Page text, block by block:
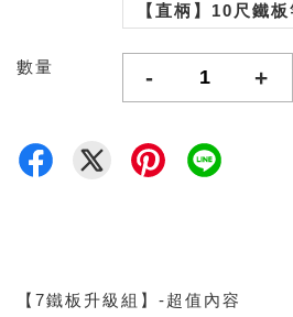
【直柄】10尺鐵
數量 - +
【7鐵板升級組】-超值內容